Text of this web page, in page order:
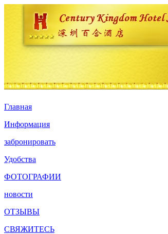
Главная
Информация
забронировать
Удобства
ФОТОГРАФИИ
новости
ОТЗЫВЫ
СВЯЖИТЕСЬ